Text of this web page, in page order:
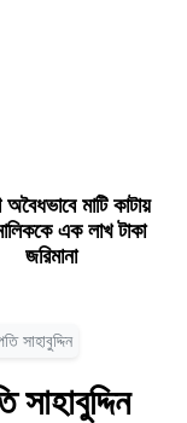
অবৈধভাবে মাটি কাটায়
এক লাখ টাকা
জরিমানা
সাহাবুদ্দিন